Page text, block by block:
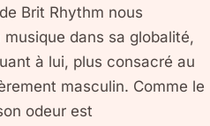
Brit Rhythm nous
dans sa globalité,
à lui, plus consacré au
masculin. Comme le
odeur est